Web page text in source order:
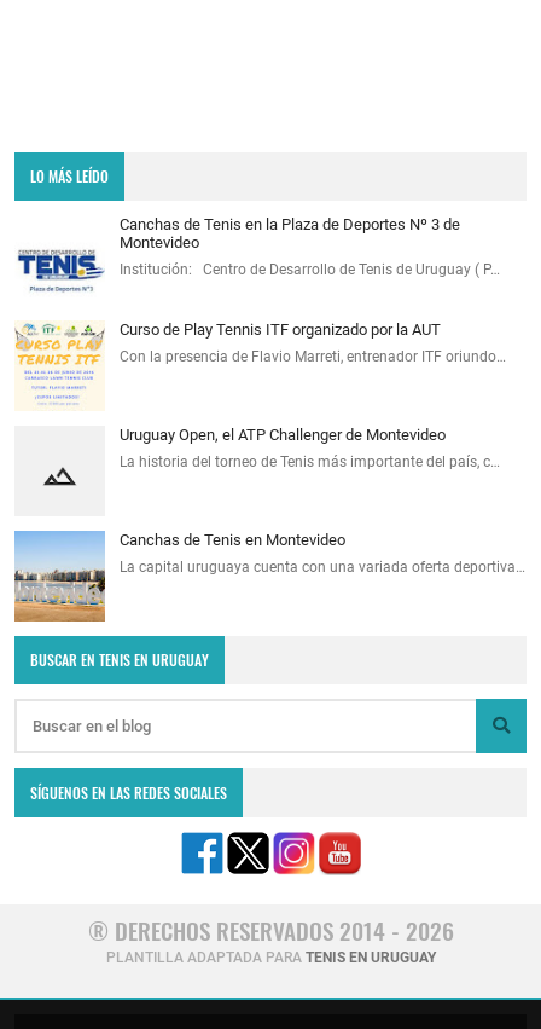
LO MÁS LEÍDO
Canchas de Tenis en la Plaza de Deportes Nº 3 de
Montevideo
Institución: Centro de Desarrollo de Tenis de Uruguay ( P…
Curso de Play Tennis ITF organizado por la AUT
Con la presencia de Flavio Marreti, entrenador ITF oriundo…
Uruguay Open, el ATP Challenger de Montevideo
La historia del torneo de Tenis más importante del país, c…
Canchas de Tenis en Montevideo
La capital uruguaya cuenta con una variada oferta deportiva…
BUSCAR EN TENIS EN URUGUAY
SÍGUENOS EN LAS REDES SOCIALES
® DERECHOS RESERVADOS 2014 - 2026
PLANTILLA ADAPTADA PARA TENIS EN URUGUAY